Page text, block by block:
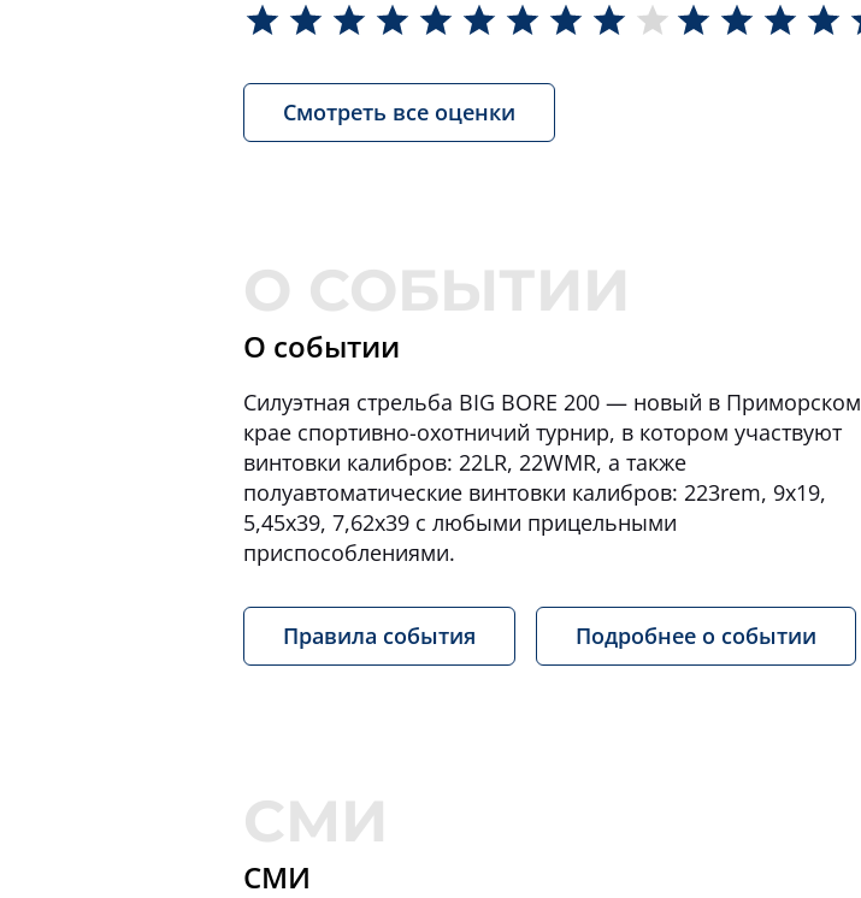
Смотреть все оценки
О событии
Силуэтная стрельба BIG BORE 200 — новый в Приморском
крае спортивно-охотничий турнир, в котором участвуют
винтовки калибров: 22LR, 22WMR, а также
полуавтоматические винтовки калибров: 223rem, 9x19,
5,45x39, 7,62x39 с любыми прицельными
приспособлениями.
Правила события Подробнее о событии
СМИ